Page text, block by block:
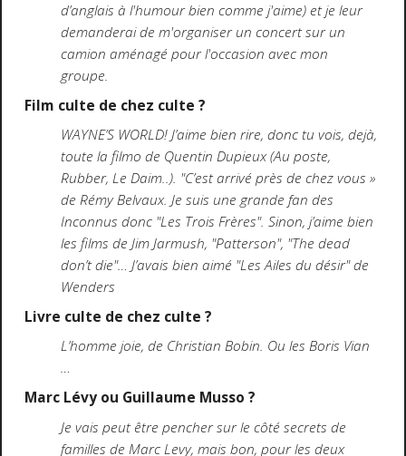
d’anglais à l'humour bien comme j'aime) et je leur
demanderai de m'organiser un concert sur un
camion aménagé pour l'occasion avec mon
groupe.
Film culte de chez culte ?
WAYNE’S WORLD! J’aime bien rire, donc tu vois, dejà,
toute la filmo de Quentin Dupieux (Au poste,
Rubber, Le Daim..). "C’est arrivé près de chez vous »
de Rémy Belvaux. Je suis une grande fan des
Inconnus donc "Les Trois Frères". Sinon, j’aime bien
les films de Jim Jarmush, "Patterson", "The dead
don’t die"… J’avais bien aimé "Les Ailes du désir" de
Wenders
Livre culte de chez culte ?
L’homme joie, de Christian Bobin. Ou les Boris Vian
…
Marc Lévy ou Guillaume Musso ?
Je vais peut être pencher sur le côté secrets de
familles de Marc Levy, mais bon, pour les deux